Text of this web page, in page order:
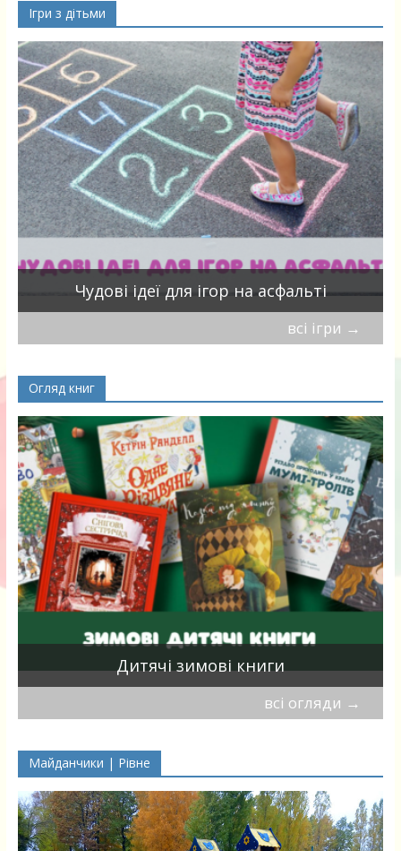
Ігри з дітьми
Чудові ідеї для ігор на асфальті
всі ігри →
Огляд книг
Дитячі зимові книги
всі огляди →
Майданчики | Рівне